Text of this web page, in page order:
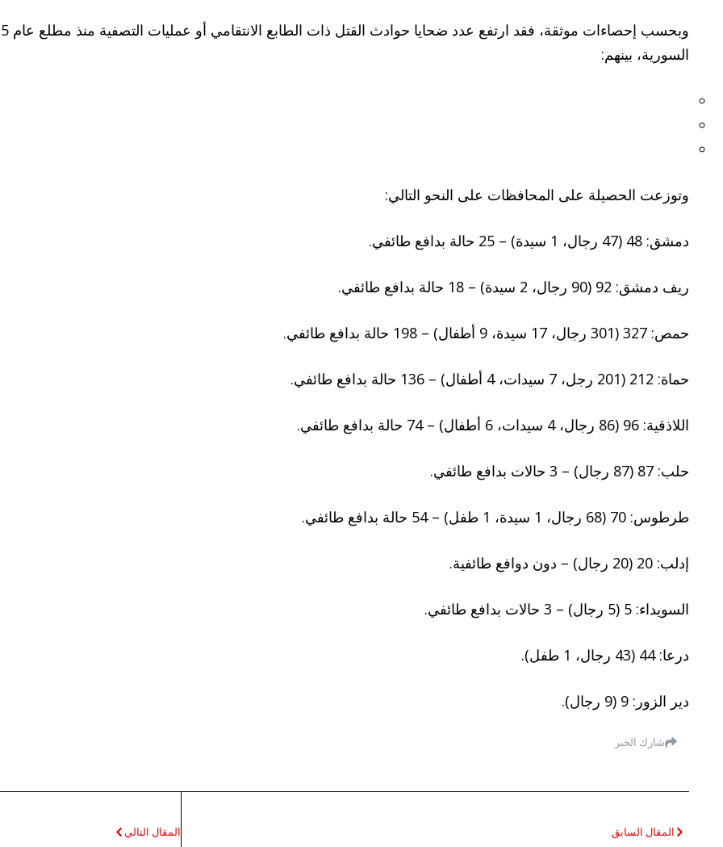
وبحسب إحصاءات موثقة، فقد ارتفع عدد ضحايا حوادث القتل ذات الطابع الانتقامي أو عمليات التصفية منذ مطلع عام 2025 إلى
السورية، بينهم:
وتوزعت الحصيلة على المحافظات على النحو التالي:
دمشق: 48 (47 رجال، 1 سيدة) – 25 حالة بدافع طائفي.
ريف دمشق: 92 (90 رجال، 2 سيدة) – 18 حالة بدافع طائفي.
حمص: 327 (301 رجال، 17 سيدة، 9 أطفال) – 198 حالة بدافع طائفي.
حماة: 212 (201 رجل، 7 سيدات، 4 أطفال) – 136 حالة بدافع طائفي.
اللاذقية: 96 (86 رجال، 4 سيدات، 6 أطفال) – 74 حالة بدافع طائفي.
حلب: 87 (87 رجال) – 3 حالات بدافع طائفي.
طرطوس: 70 (68 رجال، 1 سيدة، 1 طفل) – 54 حالة بدافع طائفي.
إدلب: 20 (20 رجال) – دون دوافع طائفية.
السويداء: 5 (5 رجال) – 3 حالات بدافع طائفي.
درعا: 44 (43 رجال، 1 طفل).
دير الزور: 9 (9 رجال).
شارك الخبر
المقال السابق المقال التالي